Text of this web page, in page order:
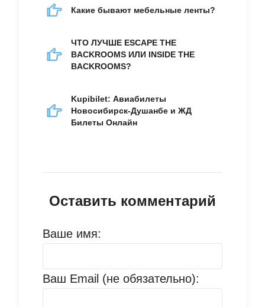
Какие бывают мебельные ленты?
ЧТО ЛУЧШЕ ESCAPE THE
BACKROOMS ИЛИ INSIDE THE
BACKROOMS?
Kupibilet: Авиабилеты
Новосибирск-Душанбе и ЖД
Билеты Онлайн
Оставить комментарий
Ваше имя:
Ваш Email (не обязательно):